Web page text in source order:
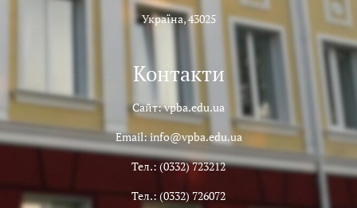
Україна, 43025
Контакти
Сайт: vpba.edu.ua
Email: info@vpba.edu.ua
Тел.: (0332) 723212
Тел.: (0332) 726072